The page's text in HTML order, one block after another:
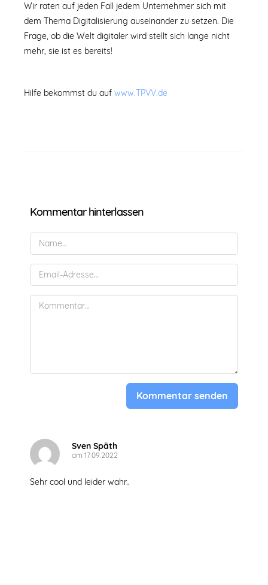
Wir raten auf jeden Fall jedem Unternehmer sich mit
dem Thema Digitalisierung auseinander zu setzen. Die
Frage, ob die Welt digitaler wird stellt sich lange nicht
mehr, sie ist es bereits!
Hilfe bekommst du auf www.TPVV.de
Kommentar hinterlassen
Kommentar senden
Sven Späth
am 17.09.2022
Sehr cool und leider wahr..